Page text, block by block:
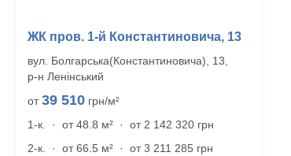
ЖК пров. 1-й Константиновича, 13
вул. Болгарська(Константиновича), 13,
р‑н Ленінський
от39 510 грн/м²
1-к.
· от 48.8 м² ·
от 2 142 320 грн
2-к.
· от 66.5 м² ·
от 3 211 285 грн